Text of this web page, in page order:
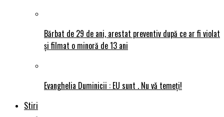
Bărbat de 29 de ani, arestat preventiv după ce ar fi violat
și filmat o minoră de 13 ani
Evanghelia Duminicii : EU sunt . Nu vǎ temeți!
Stiri